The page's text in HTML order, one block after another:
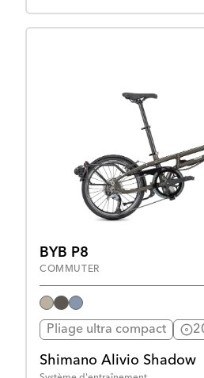
BYB P8
COMMUTER
Pliage ultra compact
Shimano Alivio Shadow